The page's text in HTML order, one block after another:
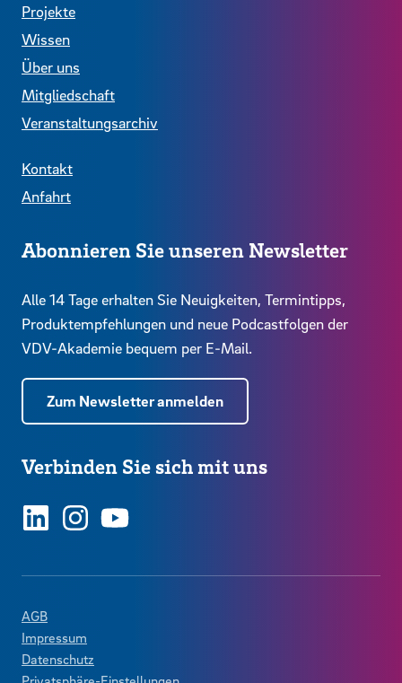
Abonnieren Sie unseren Newsletter
Alle 14 Tage erhalten Sie Neuigkeiten, Termintipps,
Produktempfehlungen und neue Podcastfolgen der
VDV-Akademie bequem per E-Mail.
Zum Newsletter anmelden
Verbinden Sie sich mit uns
LinkedInInstagram
YouTube
Projekte
Wissen
Über uns
Mitgliedschaft
Veranstaltungsarchiv
Kontakt
Anfahrt
AGB
Impressum
Datenschutz